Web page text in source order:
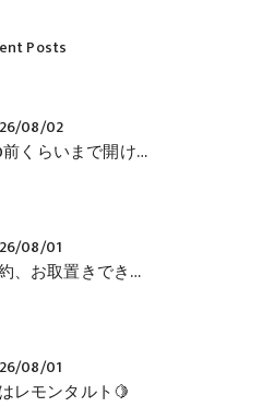
Posts
08/02
19:00前くらいまで開けています
08/01
ご予約、お取置きできます
08/01
レモンタルト🍋